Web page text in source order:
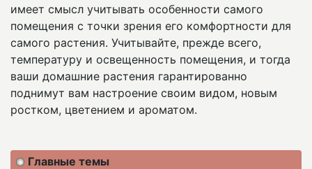
имеет смысл учитывать особенности самого
помещения с точки зрения его комфортности для
самого растения. Учитывайте, прежде всего,
температуру и освещенность помещения, и тогда
ваши домашние растения гарантированно
поднимут вам настроение своим видом, новым
ростком, цветением и ароматом.
Главные темы